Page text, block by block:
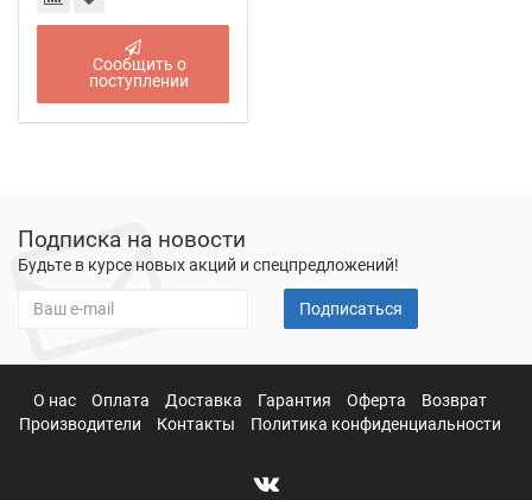
Сообщить о
поступлении
Подписка на новости
Будьте в курсе новых акций и спецпредложений!
Подписаться
О нас Оплата Доставка Гарантия Оферта
Возврат
Производители
Контакты Политика конфиденциальности